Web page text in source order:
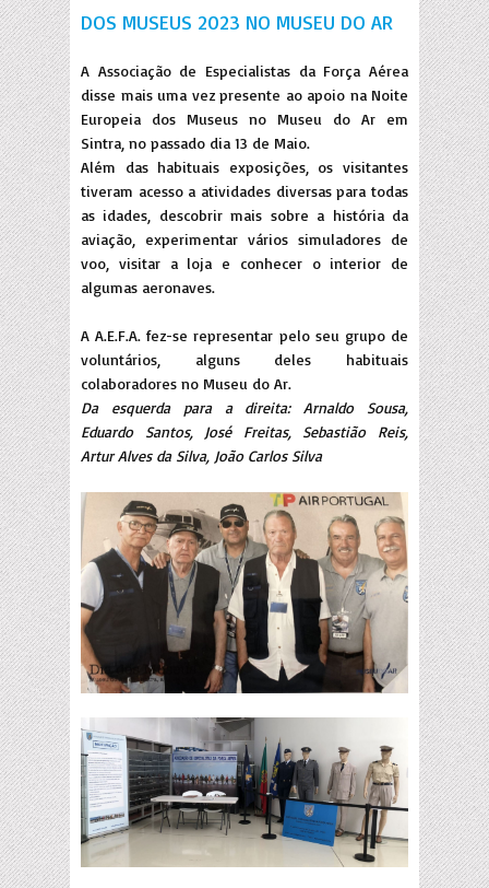
DOS MUSEUS 2023 NO MUSEU DO AR
A Associação de Especialistas da Força Aérea
disse mais uma vez presente ao apoio na Noite
Europeia dos Museus no Museu do Ar em
Sintra, no passado dia 13 de Maio.
Além das habituais exposições, os visitantes
tiveram acesso a atividades diversas para todas
as idades, descobrir mais sobre a história da
aviação, experimentar vários simuladores de
voo, visitar a loja e conhecer o interior de
algumas aeronaves.
A A.E.F.A. fez-se representar pelo seu grupo de
voluntários, alguns deles habituais
colaboradores no Museu do Ar.
Da esquerda para a direita: Arnaldo Sousa,
Eduardo Santos, José Freitas, Sebastião Reis,
Artur Alves da Silva, João Carlos Silva